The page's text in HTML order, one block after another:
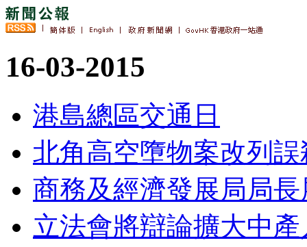
16-03-2015
港島總區交通日
北角高空墮物案改列誤
商務及經濟發展局局
立法會將辯論擴大中